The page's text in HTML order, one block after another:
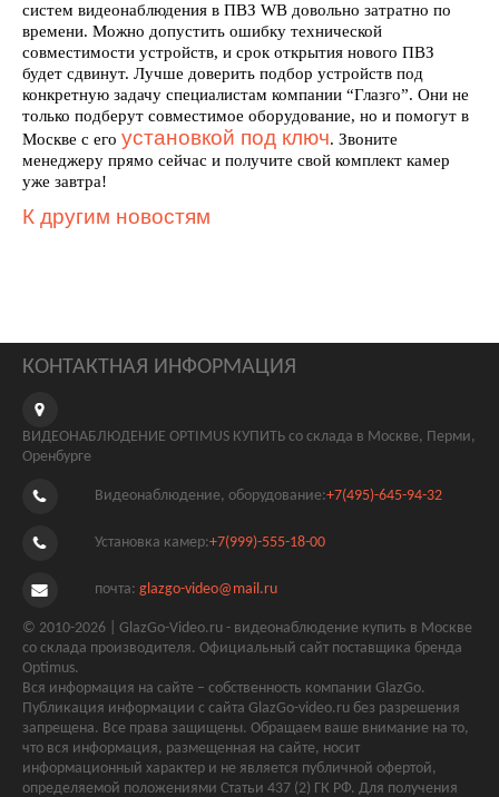
систем видеонаблюдения в ПВЗ WB довольно затратно по
времени. Можно допустить ошибку технической
совместимости устройств, и срок открытия нового ПВЗ
будет сдвинут. Лучше доверить подбор устройств под
конкретную задачу специалистам компании “Глазго”. Они не
только подберут совместимое оборудование, но и помогут в
Москве с его установкой под ключ. Звоните
менеджеру прямо сейчас и получите свой комплект камер
уже завтра!
К другим новостям
КОНТАКТНАЯ ИНФОРМАЦИЯ
ВИДЕОНАБЛЮДЕНИЕ OPTIMUS КУПИТЬ со склада в Москве, Перми,
Оренбурге
Видеонаблюдение, оборудование:+7(495)-645-94-32
Установка камер:+7(999)-555-18-00
почта: glazgo-video@mail.ru
© 2010-2026 | GlazGo-Video.ru - видеонаблюдение купить в Москве
со склада производителя. Официальный сайт поставщика бренда
Optimus.
Вся информация на сайте – собственность компании GlazGo.
Публикация информации с сайта GlazGo-video.ru без разрешения
запрещена. Все права защищены. Обращаем ваше внимание на то,
что вся информация, размещенная на сайте, носит
информационный характер и не является публичной офертой,
определяемой положениями Статьи 437 (2) ГК РФ. Для получения